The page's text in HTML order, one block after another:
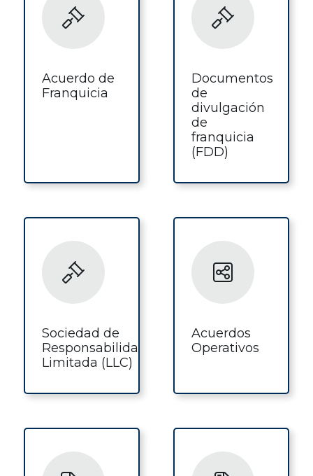
Acuerdo de
Franquicia
Documentos
de
divulgación
de
franquicia
(FDD)
Sociedad de
Responsabilidad
Limitada (LLC)
Acuerdos
Operativos